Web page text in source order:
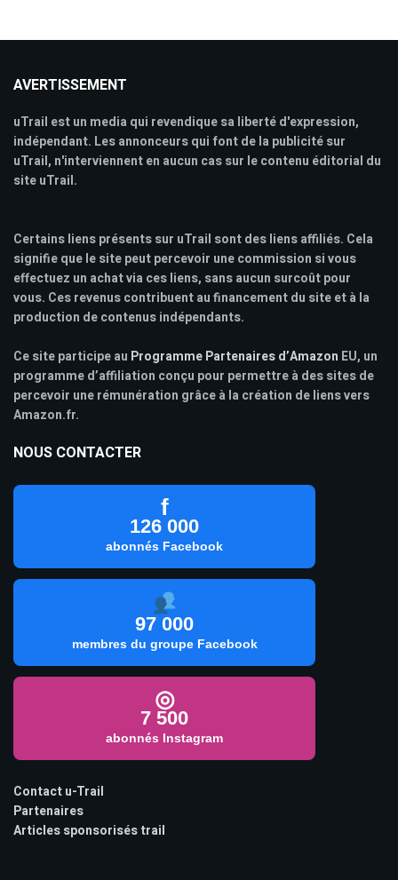
AVERTISSEMENT
uTrail est un media qui revendique sa liberté d'expression,
indépendant. Les annonceurs qui font de la publicité sur
uTrail, n'interviennent en aucun cas sur le contenu éditorial du
site uTrail.
Certains liens présents sur uTrail sont des liens affiliés. Cela
signifie que le site peut percevoir une commission si vous
effectuez un achat via ces liens, sans aucun surcoût pour
vous. Ces revenus contribuent au financement du site et à la
production de contenus indépendants.
Ce site participe au Programme Partenaires d’Amazon EU, un
programme d’affiliation conçu pour permettre à des sites de
percevoir une rémunération grâce à la création de liens vers
Amazon.fr.
NOUS CONTACTER
f
126 000
abonnés Facebook
97 000
membres du groupe Facebook
◎
7 500
abonnés Instagram
Contact u-Trail
Partenaires
Articles sponsorisés trail